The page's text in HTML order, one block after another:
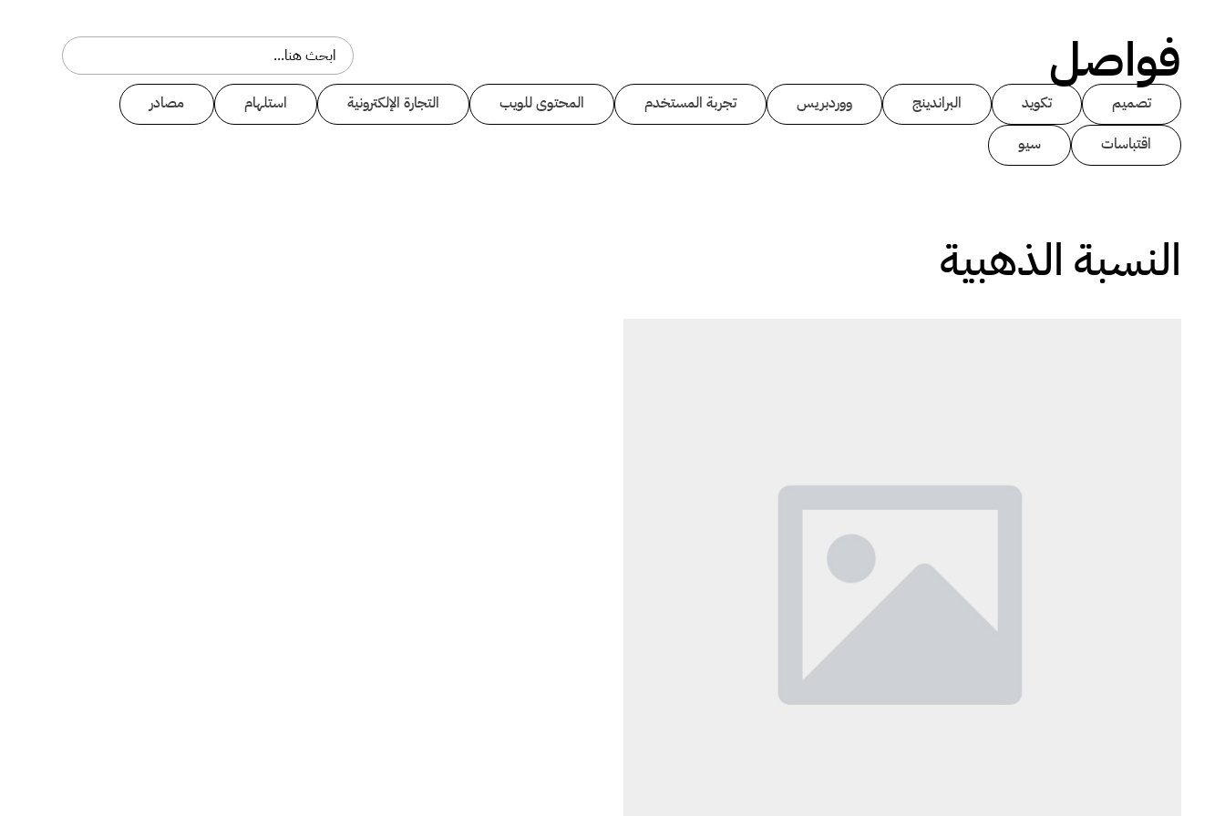
فواصل
تصميم تكويد البراندينج ووردبريس تجربة المستخدم المحتوى للويب التجارة الإلكترونية استلهام
مصادر
اقتباسات
سيو
النسبة الذهبية